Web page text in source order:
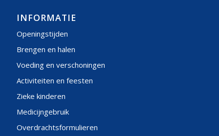
INFORMATIE
Openingstijden
Brengen en halen
Voeding en verschoningen
Activiteiten en feesten
Zieke kinderen
Medicijngebruik
Overdrachtsformulieren